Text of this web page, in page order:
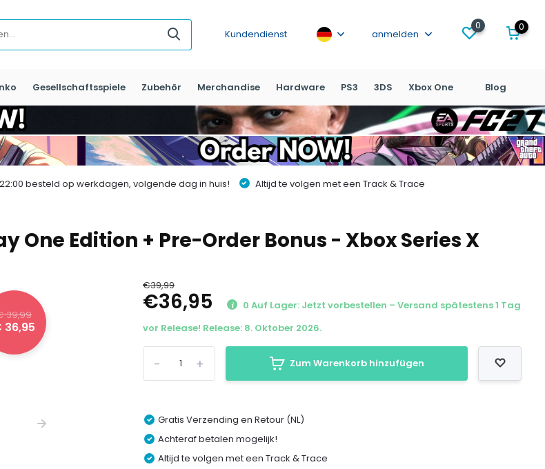
Kundendienst anmelden
0 0
Gesellschaftsspiele Zubehör Merchandise Hardware PS3 3DS Xbox One Blog
besteld op werkdagen, volgende dag in huis!
Altijd te volgen met een Track & Trace
One Edition + Pre-Order Bonus - Xbox Series X
39,99
36,95
€39,99
€36,95
0 Auf Lager: Jetzt vorbestellen – Versand spätestens 1 Tag
vor Release! Release: 8. Oktober 2026.
+
- Zum Warenkorb hinzufügen
Gratis Verzending en Retour (NL)
Achteraf betalen mogelijk!
Altijd te volgen met een Track & Trace